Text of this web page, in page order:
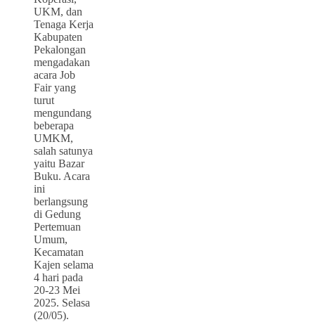
UKM, dan
Tenaga Kerja
Kabupaten
Pekalongan
mengadakan
acara Job
Fair yang
turut
mengundang
beberapa
UMKM,
salah satunya
yaitu Bazar
Buku. Acara
ini
berlangsung
di Gedung
Pertemuan
Umum,
Kecamatan
Kajen selama
4 hari pada
20-23 Mei
2025. Selasa
(20/05).